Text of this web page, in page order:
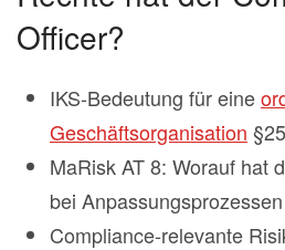
Officer?
IKS-Bedeutung für eine
Geschäftsorganisation
MaRisk AT 8: Worauf hat
bei
Compliance-relevante